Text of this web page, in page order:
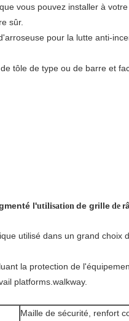
vous pouvez installer à
sûr.
pour la lutte anti-
tôle de type ou de barre et
l'utilisation de grille de
utilisé dans un grand choix
la protection de
platforms.walkway.
Maille de sécurité, renfort